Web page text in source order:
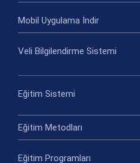
Mobil Uygulama İndir
Veli Bilgilendirme Sistemi
Eğitim Sistemi
Eğitim Metodları
Eğitim Programları